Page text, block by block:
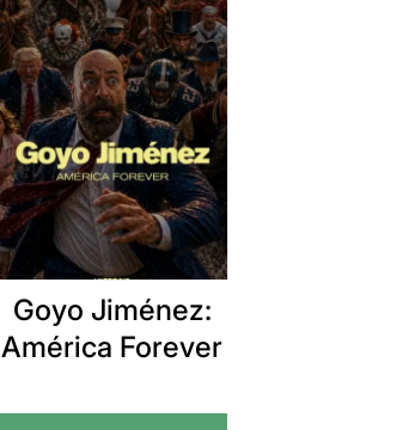
Goyo Jiménez:
América Forever